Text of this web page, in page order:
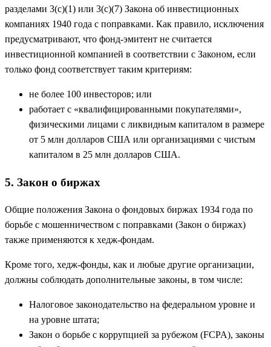
разделами 3(c)(1) или 3(c)(7) Закона об инвестиционных
компаниях 1940 года с поправками. Как правило, исключения
предусматривают, что фонд-эмитент не считается
инвестиционной компанией в соответствии с Законом, если
только фонд соответствует таким критериям:
не более 100 инвесторов; или
работает с «квалифицированными покупателями»,
физическими лицами с ликвидным капиталом в размере
от 5 млн долларов США или организациями с чистым
капиталом в 25 млн долларов США.
5. Закон о биржах
Общие положения Закона о фондовых биржах 1934 года по
борьбе с мошенничеством с поправками (Закон о биржах)
также применяются к хедж-фондам.
Кроме того, хедж-фонды, как и любые другие организации,
должны соблюдать дополнительные законы, в том числе:
Налоговое законодательство на федеральном уровне и
на уровне штата;
Закон о борьбе с коррупцией за рубежом (FCPA), законы